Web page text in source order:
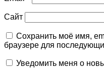
Сайт
Сохранить моё имя,
браузере для
Уведомить меня о